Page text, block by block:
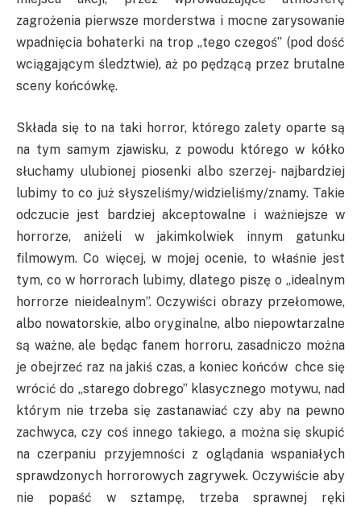
zagrożenia pierwsze morderstwa i mocne zarysowanie
wpadnięcia bohaterki na trop „tego czegoś” (pod dość
wciągającym śledztwie), aż po pędzącą przez brutalne
sceny końcówkę.
Składa się to na taki horror, którego zalety oparte są
na tym samym zjawisku, z powodu którego w kółko
słuchamy ulubionej piosenki albo szerzej- najbardziej
lubimy to co już słyszeliśmy/widzieliśmy/znamy. Takie
odczucie jest bardziej akceptowalne i ważniejsze w
horrorze, aniżeli w jakimkolwiek innym gatunku
filmowym. Co więcej, w mojej ocenie, to właśnie jest
tym, co w horrorach lubimy, dlatego piszę o „idealnym
horrorze nieidealnym”. Oczywiści obrazy przełomowe,
albo nowatorskie, albo oryginalne, albo niepowtarzalne
są ważne, ale będąc fanem horroru, zasadniczo można
je obejrzeć raz na jakiś czas, a koniec końców chce się
wrócić do „starego dobrego” klasycznego motywu, nad
którym nie trzeba się zastanawiać czy aby na pewno
zachwyca, czy coś innego takiego, a można się skupić
na czerpaniu przyjemności z oglądania wspaniałych
sprawdzonych horrorowych zagrywek. Oczywiście aby
nie popaść w sztampę, trzeba sprawnej ręki